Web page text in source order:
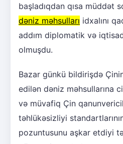
başladıqdan qısa müddət
dəniz məhsulları idxalını
addım diplomatik və
olmuşdu.
Bazar günkü bildirişdə
edilən dəniz məhsullarına
və müvafiq Çin
təhlükəsizliyi
pozuntusunu aşkar etdiyi